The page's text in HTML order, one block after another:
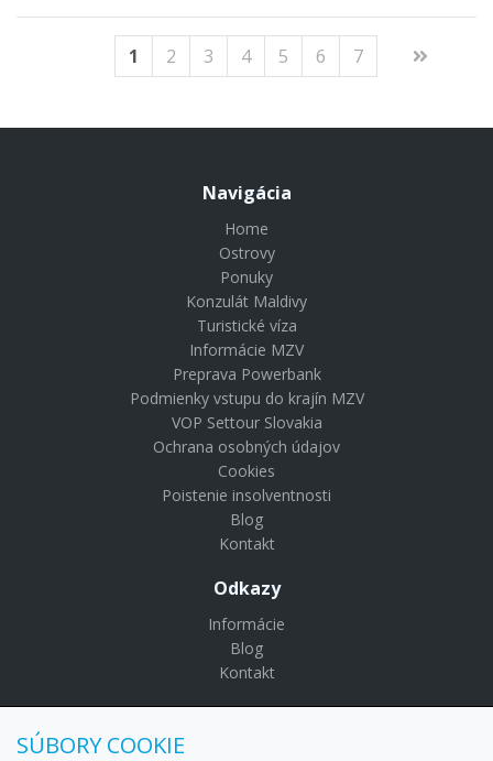
1 2 3 4 5 6 7
Navigácia
Home
Ostrovy
Ponuky
Konzulát Maldivy
Turistické víza
Informácie MZV
Preprava Powerbank
Podmienky vstupu do krajín MZV
VOP Settour Slovakia
Ochrana osobných údajov
Cookies
Poistenie insolventnosti
Blog
Kontakt
Odkazy
Informácie
Blog
Kontakt
Maldivy.sk je značkou
SÚBORY COOKIE